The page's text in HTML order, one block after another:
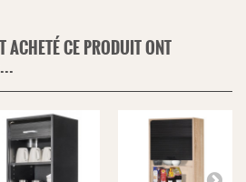
ACHETÉ CE PRODUIT ONT